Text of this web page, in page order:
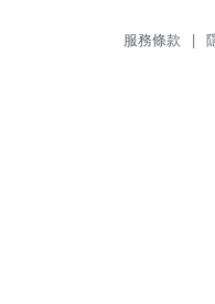
服務條款 |